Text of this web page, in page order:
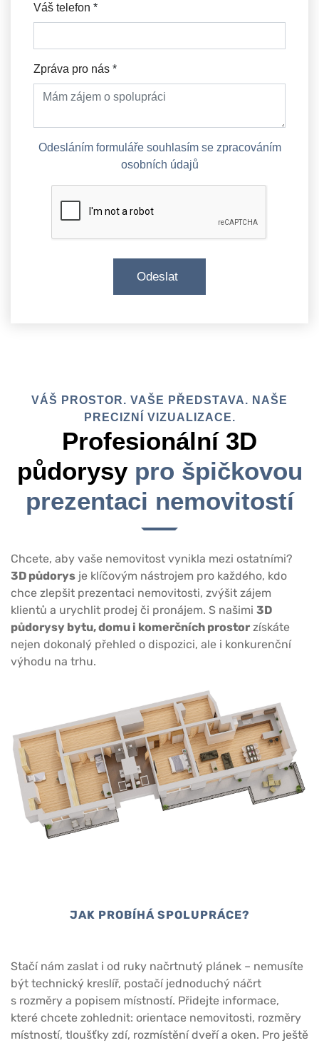
Váš telefon *
Zpráva pro nás *
Odesláním formuláře souhlasím se zpracováním
osobních údajů
VÁŠ PROSTOR. VAŠE PŘEDSTAVA. NAŠE
PRECIZNÍ VIZUALIZACE.
Profesionální 3D
půdorysy pro špičkovou
prezentaci nemovitostí
Chcete, aby vaše nemovitost vynikla mezi ostatními?
3D půdorys je klíčovým nástrojem pro každého, kdo
chce zlepšit prezentaci nemovitosti, zvýšit zájem
klientů a urychlit prodej či pronájem. S našimi 3D
půdorysy bytu, domu i komerčních prostor získáte
nejen dokonalý přehled o dispozici, ale i konkurenční
výhodu na trhu.
JAK PROBÍHÁ SPOLUPRÁCE?
Stačí nám zaslat i od ruky načrtnutý plánek – nemusíte
být technický kreslíř, postačí jednoduchý náčrt
s rozměry a popisem místností. Přidejte informace,
které chcete zohlednit: orientace nemovitosti, rozměry
místností, tloušťky zdí, rozmístění dveří a oken. Pro ještě